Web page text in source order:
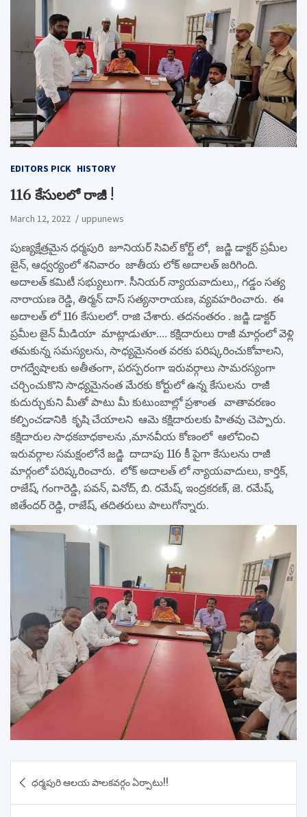
EDITORS PICK HISTORY
116 కేసులలో రాజీ !
March 12, 2022 uppunews
పుణ్యక్షేత్రమైన ధర్మపురి జూనియర్ సివిల్ కోర్ట్ లో, జడ్జి డాక్టర్ ప్రమీల
జైన్, ఆధ్వర్యంలో శనివారం జాతీయ లోక్ అదాలత్ జరిగింది.
అదాలత్ కమిటీ సభ్యులుగా. సీనియర్ న్యాయవాదులు,, గడ్డం సత్య
నారాయణ రెడ్డి, తిర్మన్ దాస్ సత్యనారాయణ, వ్యవహరించారు. ఈ
అదాలత్ లో 116 కేసులలో. రాజి చేశారు. తదనంతరం . జడ్జి డాక్టర్
ప్రమీల జైన్ మీడియా మాట్లాడుతూ…. కక్షిదారులు రాజీ మార్గంలో వెళ్లి
తమకున్న సమస్యలను, సాధ్యమైనంత వరకు పరిష్కరించుకోవాలని,
రాగద్వేషాలకు అతీతంగా, పరస్పరంగా ఇరువర్గాలు సామరస్యంగా
చర్చించుకొని సాధ్యమైనంత మేరకు కోర్టులో ఉన్న కేసులను రాజీ
కుదుర్చుకుని మీతో పాటు మీ కుటుంబాల్లో ప్రశాంత వాతావరణం
కల్పించడానికి కృషి చేయాలని ఆమె కక్షిదారులకు హితవు చెప్పారు.
కక్షిదారుల సాధకబాధకాలను ,మానవీయ కోణంలో ఆలోచించి
ఇరువర్గాల సమక్షంలోనే జడ్జి దాదాపు 116 కీ పైగా కేసులను రాజీ
మార్గంలో పరిష్కరించారు. లోక్ అదాలత్ లో న్యాయవాదులు, కార్తిక్,
రాజేష్, గంగారెడ్డి, పవన్, వినోద్, బి. రమేష్, ఇంద్రకరణ్, జె. రమేష్,
జితేందర్ రెడ్డి, రాజేష్, తదితరులు పాలుగోన్నారు.
navigation
ధర్మపురి ఆలయ పాలకవర్గం ఏర్పాటు!!